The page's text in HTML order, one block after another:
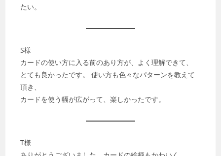
たい。
S様
カードの使い方に入る前のあり方が、よく理解できて、
とても良かったです。 使い方も色々なパターンを教えて
頂き、
カードを使う幅が広がって、楽しかったです。
T様